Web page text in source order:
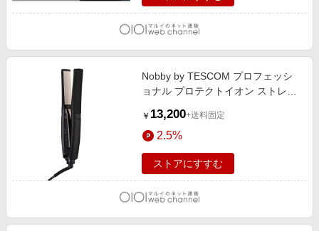
旅行・レジャー・ホテル予約
生活・お役立ち
金融・マネー・保険
デジタルコンテンツ
ビジネス・その他サービス
わくわく夏特集
Qoo10メガポ
Samsung ボーナスキャンペーン
週末の高還元 夏の長期版
Nobby by TESCOM プロフェッシ
ョナル プロテクトイオン ストレー
￥ 13,200+送料固定
2.5%
ストアにすすむ